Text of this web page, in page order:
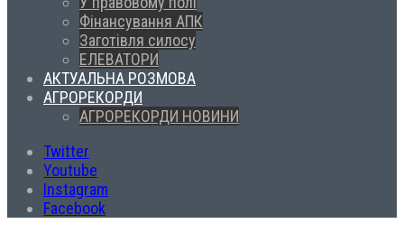
Фінансування АПК
Заготівля силосу
ЕЛЕВАТОРИ
АКТУАЛЬНА РОЗМОВА
АГРОРЕКОРДИ
АГРОРЕКОРДИ НОВИНИ
Twitter
Youtube
Instagram
Facebook